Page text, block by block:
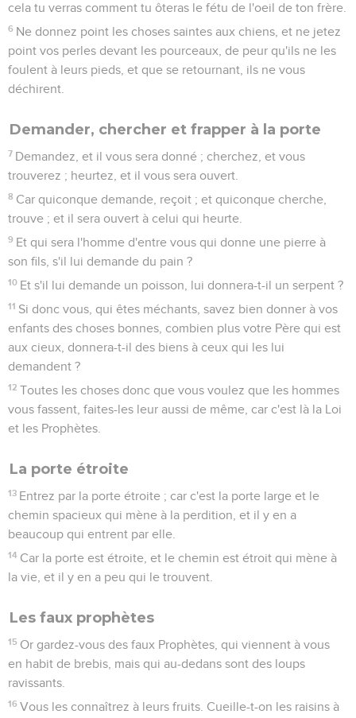
cela tu verras comment tu ôteras le fétu de l'oeil de ton frère.
6 Ne donnez point les choses saintes aux chiens, et ne jetez
point vos perles devant les pourceaux, de peur qu'ils ne les
foulent à leurs pieds, et que se retournant, ils ne vous
déchirent.
Demander, chercher et frapper à la porte
7 Demandez, et il vous sera donné ; cherchez, et vous
trouverez ; heurtez, et il vous sera ouvert.
8 Car quiconque demande, reçoit ; et quiconque cherche,
trouve ; et il sera ouvert à celui qui heurte.
9 Et qui sera l'homme d'entre vous qui donne une pierre à
son fils, s'il lui demande du pain ?
10 Et s'il lui demande un poisson, lui donnera-t-il un serpent ?
11 Si donc vous, qui êtes méchants, savez bien donner à vos
enfants des choses bonnes, combien plus votre Père qui est
aux cieux, donnera-t-il des biens à ceux qui les lui
demandent ?
12 Toutes les choses donc que vous voulez que les hommes
vous fassent, faites-les leur aussi de même, car c'est là la Loi
et les Prophètes.
La porte étroite
13 Entrez par la porte étroite ; car c'est la porte large et le
chemin spacieux qui mène à la perdition, et il y en a
beaucoup qui entrent par elle.
14 Car la porte est étroite, et le chemin est étroit qui mène à
la vie, et il y en a peu qui le trouvent.
Les faux prophètes
15 Or gardez-vous des faux Prophètes, qui viennent à vous
en habit de brebis, mais qui au-dedans sont des loups
ravissants.
16 Vous les connaîtrez à leurs fruits. Cueille-t-on les raisins à